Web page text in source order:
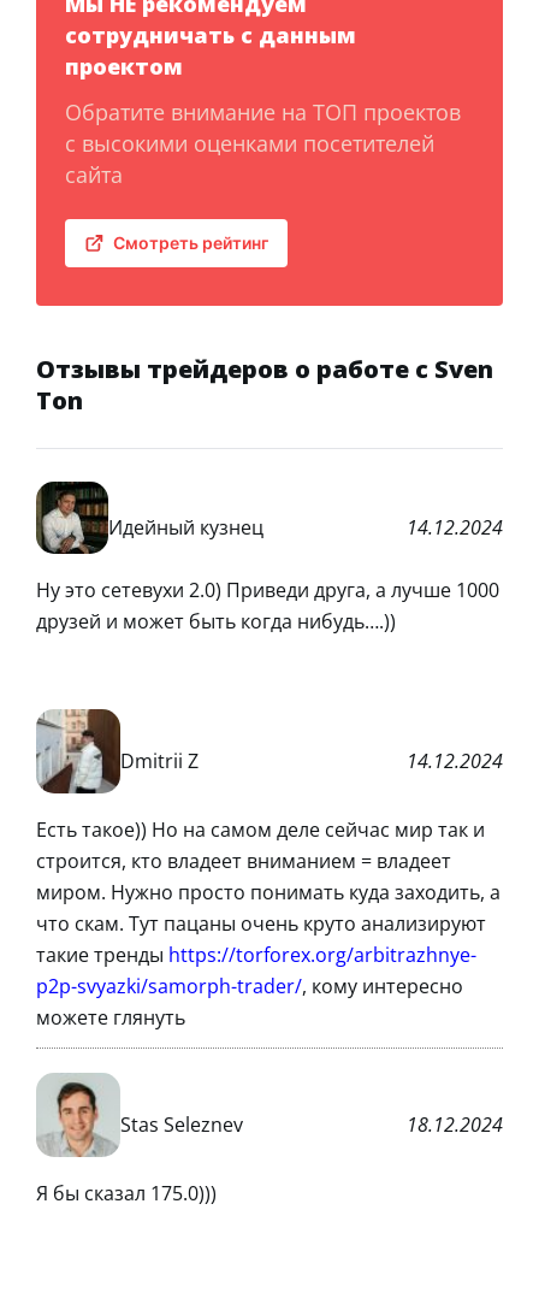
сотрудничать с данным
проектом
Обратите внимание на ТОП проектов
с высокими оценками посетителей
сайта
Смотреть рейтинг
Отзывы трейдеров о работе с Sven
Ton
Идейный кузнец 14.12.2024
Ну это сетевухи 2.0) Приведи друга, а лучше 1000
друзей и может быть когда нибудь….))
Dmitrii Z 14.12.2024
Есть такое)) Но на самом деле сейчас мир так и
строится, кто владеет вниманием = владеет
миром. Нужно просто понимать куда заходить, а
что скам. Тут пацаны очень круто анализируют
такие тренды https://torforex.org/arbitrazhnye-
p2p-svyazki/samorph-trader/, кому интересно
можете глянуть
Stas Seleznev 18.12.2024
Я бы сказал 175.0)))